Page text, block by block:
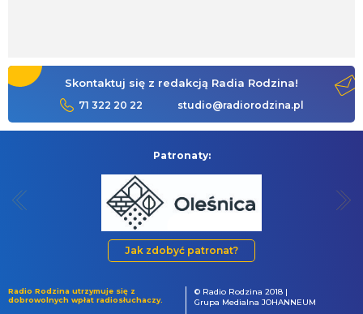
Skontaktuj się z redakcją Radia Rodzina!
71 322 20 22 studio@radiorodzina.pl
Patronaty:
Jak zdobyć patronat?
Radio Rodzina utrzymuje się z
dobrowolnych wpłat radiosłuchaczy.
© Radio Rodzina 2018 |
Grupa Medialna JOHANNEUM